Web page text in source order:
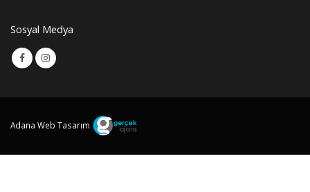
Sosyal Medya
Adana Web Tasarım